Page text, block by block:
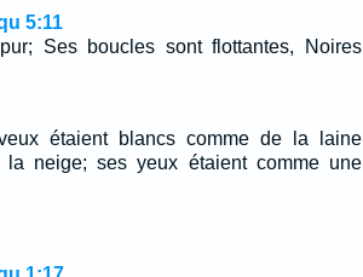
5:11
Ses boucles sont flottantes, Noires
étaient blancs comme de la laine
la neige; ses yeux étaient comme une